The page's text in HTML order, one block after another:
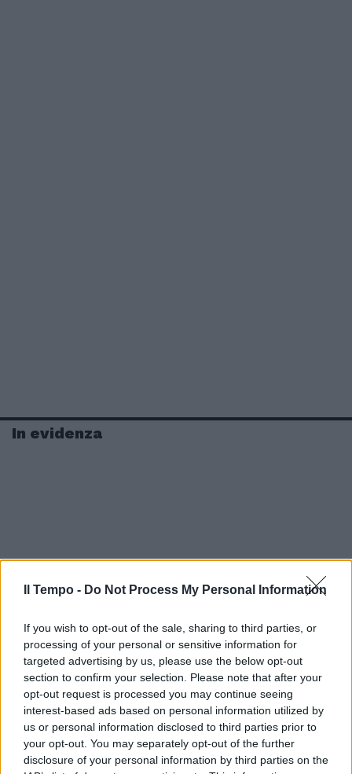
Il Tempo - Do Not Process My Personal Information
If you wish to opt-out of the sale, sharing to third parties, or
processing of your personal or sensitive information for
targeted advertising by us, please use the below opt-out
section to confirm your selection. Please note that after your
opt-out request is processed you may continue seeing
interest-based ads based on personal information utilized by
us or personal information disclosed to third parties prior to
your opt-out. You may separately opt-out of the further
disclosure of your personal information by third parties on the
In evidenza